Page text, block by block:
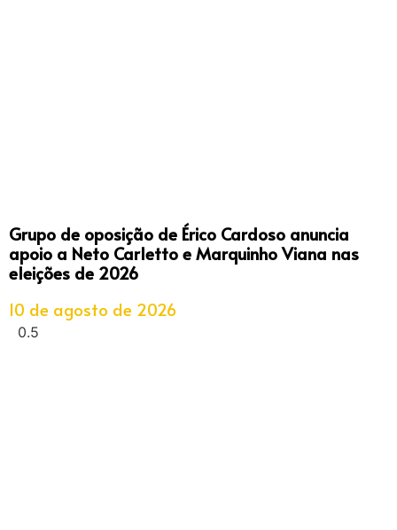
Grupo de oposição de Érico Cardoso anuncia
apoio a Neto Carletto e Marquinho Viana nas
eleições de 2026
10 de agosto de 2026